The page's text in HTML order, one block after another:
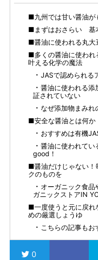
■九州では甘い醤油が
■まずはおさらい 基
■醤油に使われる丸大
■多くの醤油に使われ
叶える化学の魔法
JASで認められる
醤油に使われる添
証されていない
なぜ添加物まみれ
■安全な醤油とは何か
おすすめは有機
醤油に使われてい
good！
■醤油だけじゃない！
クのものを
オーガニック食品
ガニックストアIN
■一度使うと元に戻れ
めの厳選しょうゆ
こちらの記事もお
0